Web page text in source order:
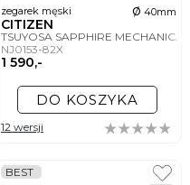
zegarek męski ø 40mm
CITIZEN
TSUYOSA SAPPHIRE
NJ0153-82X
1 590,-
DO KOSZYKA
12 wersji
BEST